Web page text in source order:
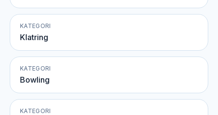
KATEGORI
Klatring
KATEGORI
Bowling
KATEGORI